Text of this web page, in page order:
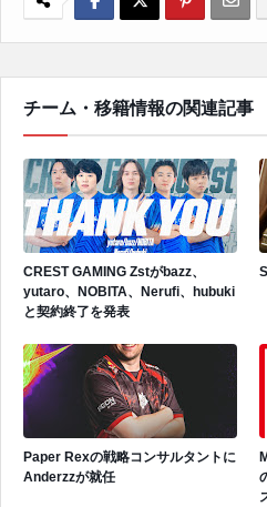
チーム・移籍情報の関連記事
CREST GAMING Zstがbazz、
yutaro、NOBITA、Nerufi、hubuki
と契約終了を発表
Paper Rexの戦略コンサルタントに
Anderzzが就任